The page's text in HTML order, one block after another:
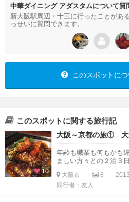
中華ダイニング アダスタムについて質
新大阪駅周辺・十三に行ったことがあ
っせいに質問できます。
このスポットに
このスポットに関する旅行記
10
大阪～京都の旅① 大
年齢も職業も何もかも
ましい方々との２泊３
大阪市 8
同行者：友人